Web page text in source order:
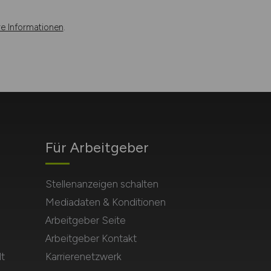
Informationen.
Für Arbeitgeber
Stellenanzeigen schalten
Mediadaten & Konditionen
Arbeitgeber Seite
Arbeitgeber Kontakt
Karrierenetzwerk